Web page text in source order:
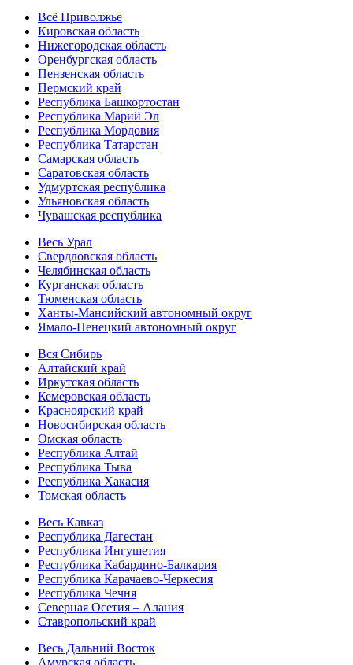
Всё Приволжье
Кировская область
Нижегородская область
Оренбургская область
Пензенская область
Пермский край
Республика Башкортостан
Республика Марий Эл
Республика Мордовия
Республика Татарстан
Самарская область
Саратовская область
Удмуртская республика
Ульяновская область
Чувашская республика
Весь Урал
Свердловская область
Челябинская область
Курганская область
Тюменская область
Ханты-Мансийский автономный округ
Ямало-Ненецкий автономный округ
Вся Сибирь
Алтайский край
Иркутская область
Кемеровская область
Красноярский край
Новосибирская область
Омская область
Республика Алтай
Республика Тыва
Республика Хакасия
Томская область
Весь Кавказ
Республика Дагестан
Республика Ингушетия
Республика Кабардино-Балкария
Республика Карачаево-Черкесия
Республика Чечня
Северная Осетия – Алания
Ставропольский край
Весь Дальний Восток
Амурская область